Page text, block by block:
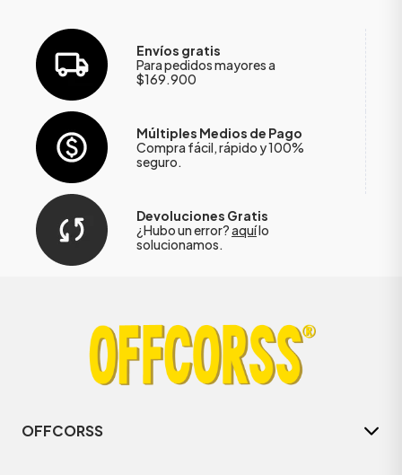
Envíos gratis
Para pedidos mayores a
$169.900
Múltiples Medios de Pago
Compra fácil, rápido y 100%
seguro.
Devoluciones Gratis
¿Hubo un error?aquílo
solucionamos.
OFFCORSS